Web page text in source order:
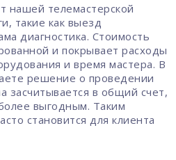
нашей телемастерской
такие как выезд
диагностика. Стоимость
и покрывает расходы
и время мастера. В
решение о проведении
засчитывается в общий счет,
выгодным. Таким
становится для клиента